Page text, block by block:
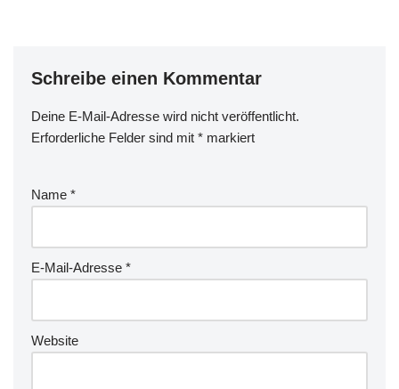
Schreibe einen Kommentar
Deine E-Mail-Adresse wird nicht veröffentlicht.
Erforderliche Felder sind mit * markiert
Name *
E-Mail-Adresse *
Website